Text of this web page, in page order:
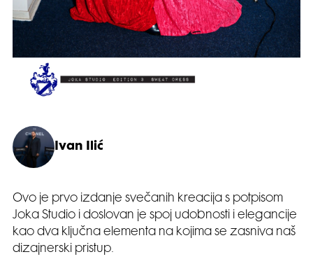
Ivan Ilić
Ovo je prvo izdanje svečanih kreacija s potpisom
Joka Studio i doslovan je spoj udobnosti i elegancije
kao dva ključna elementa na kojima se zasniva naš
dizajnerski pristup.